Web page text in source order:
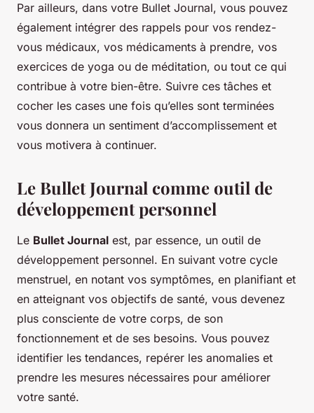
Par ailleurs, dans votre Bullet Journal, vous pouvez
également intégrer des rappels pour vos rendez-
vous médicaux, vos médicaments à prendre, vos
exercices de yoga ou de méditation, ou tout ce qui
contribue à votre bien-être. Suivre ces tâches et
cocher les cases une fois qu’elles sont terminées
vous donnera un sentiment d’accomplissement et
vous motivera à continuer.
Le Bullet Journal comme outil de
développement personnel
Le Bullet Journal est, par essence, un outil de
développement personnel. En suivant votre cycle
menstruel, en notant vos symptômes, en planifiant et
en atteignant vos objectifs de santé, vous devenez
plus consciente de votre corps, de son
fonctionnement et de ses besoins. Vous pouvez
identifier les tendances, repérer les anomalies et
prendre les mesures nécessaires pour améliorer
votre santé.